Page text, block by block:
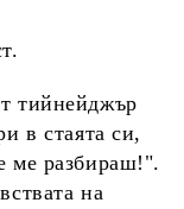
тийнейджър
в стаята си,
ме разбираш!".
на